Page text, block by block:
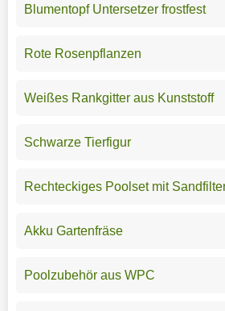
Blumentopf Untersetzer frostfest
Rote Rosenpflanzen
Weißes Rankgitter aus Kunststoff
Schwarze Tierfigur
Rechteckiges Poolset mit
Akku Gartenfräse
Poolzubehör aus WPC